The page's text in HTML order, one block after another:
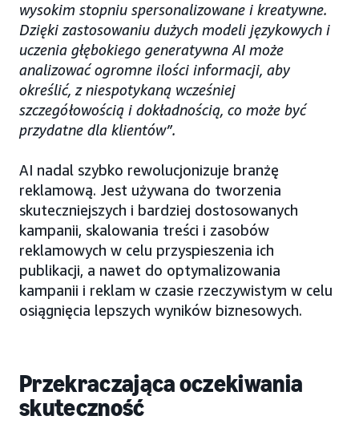
wysokim stopniu spersonalizowane i kreatywne.
Dzięki zastosowaniu dużych modeli językowych i
uczenia głębokiego generatywna AI może
analizować ogromne ilości informacji, aby
określić, z niespotykaną wcześniej
szczegółowością i dokładnością, co może być
przydatne dla klientów”.
AI nadal szybko rewolucjonizuje branżę
reklamową. Jest używana do tworzenia
skuteczniejszych i bardziej dostosowanych
kampanii, skalowania treści i zasobów
reklamowych w celu przyspieszenia ich
publikacji, a nawet do optymalizowania
kampanii i reklam w czasie rzeczywistym w celu
osiągnięcia lepszych wyników biznesowych.
Przekraczająca oczekiwania
skuteczność